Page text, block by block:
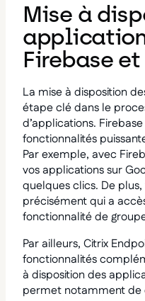
Mise à
Firebase
La mise à disposition
étape clé dans le
d’applications.
fonctionnalités
Par exemple, avec
vos applications sur
quelques clics. De
précisément qui a
fonctionnalité de
Par ailleurs, Citrix
fonctionnalités
à disposition des
permet notamment de